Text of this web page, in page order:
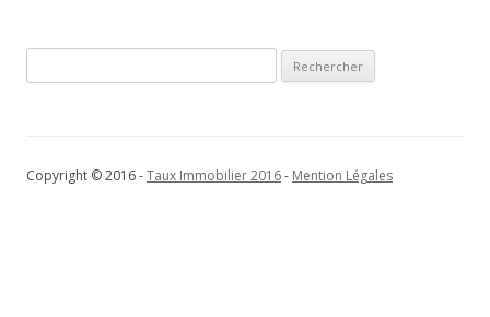
Copyright © 2016 -Taux Immobilier 2016- Mention Légales